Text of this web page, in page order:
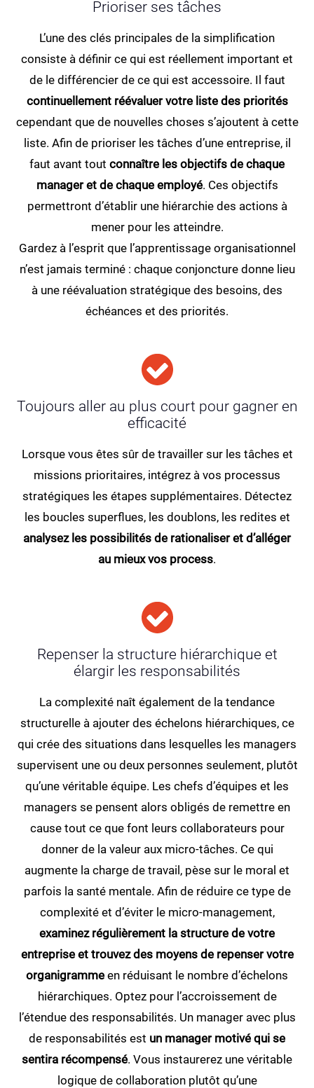
Prioriser ses tâches
L’une des clés principales de la simplification
consiste à définir ce qui est réellement important et
de le différencier de ce qui est accessoire. Il faut
continuellement réévaluer votre liste des priorités
cependant que de nouvelles choses s’ajoutent à cette
liste. Afin de prioriser les tâches d’une entreprise, il
faut avant tout connaître les objectifs de chaque
manager et de chaque employé. Ces objectifs
permettront d’établir une hiérarchie des actions à
mener pour les atteindre.
Gardez à l’esprit que l’apprentissage organisationnel
n’est jamais terminé : chaque conjoncture donne lieu
à une réévaluation stratégique des besoins, des
échéances et des priorités.
Toujours aller au plus court pour gagner en
efficacité
Lorsque vous êtes sûr de travailler sur les tâches et
missions prioritaires, intégrez à vos processus
stratégiques les étapes supplémentaires. Détectez
les boucles superflues, les doublons, les redites et
analysez les possibilités de rationaliser et d’alléger
au mieux vos process.
Repenser la structure hiérarchique et
élargir les responsabilités
La complexité naît également de la tendance
structurelle à ajouter des échelons hiérarchiques, ce
qui crée des situations dans lesquelles les managers
supervisent une ou deux personnes seulement, plutôt
qu’une véritable équipe. Les chefs d’équipes et les
managers se pensent alors obligés de remettre en
cause tout ce que font leurs collaborateurs pour
donner de la valeur aux micro-tâches. Ce qui
augmente la charge de travail, pèse sur le moral et
parfois la santé mentale. Afin de réduire ce type de
complexité et d’éviter le micro-management,
examinez régulièrement la structure de votre
entreprise et trouvez des moyens de repenser votre
organigramme en réduisant le nombre d’échelons
hiérarchiques. Optez pour l’accroissement de
l’étendue des responsabilités. Un manager avec plus
de responsabilités est un manager motivé qui se
sentira récompensé. Vous instaurerez une véritable
logique de collaboration plutôt qu’une